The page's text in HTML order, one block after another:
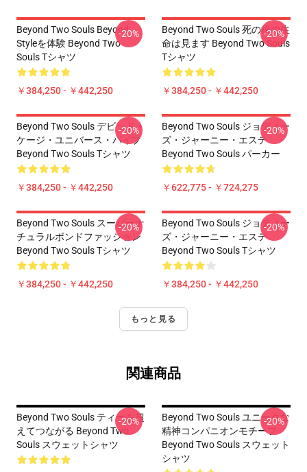
Beyond Two Souls Beyond
Styleを体験 Beyond Two
Souls Tシャツ
￥384,250 - ￥442,250
-20%
Beyond Two Souls 死の後の生
命は見ます Beyond Two Souls
Tシャツ
￥384,250 - ￥442,250
-20%
Beyond Two Souls デビッド・
ケージ・ユニバース・バイブ
Beyond Two Souls Tシャツ
￥384,250 - ￥442,250
-20%
Beyond Two Souls ジョディー
ズ・ジャーニー・エステ
Beyond Two Souls パーカー
￥622,775 - ￥724,275
-20%
Beyond Two Souls スーパーナ
チュラルボンドファッション
Beyond Two Souls Tシャツ
￥384,250 - ￥442,250
-20%
Beyond Two Souls ジョディー
ズ・ジャーニー・エステ
Beyond Two Souls Tシャツ
￥384,250 - ￥442,250
-20%
もっと見る
関連商品
Beyond Two Souls ティーを超
えてつながる Beyond Two
Souls スウェットシャツ
-20%
Beyond Two Souls ユニークな
精神コンパニオンモチーフ
Beyond Two Souls スウェット
シャツ
-20%